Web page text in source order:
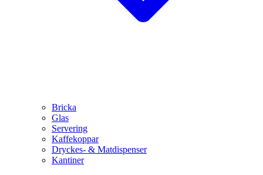
Bricka
Glas
Servering
Kaffekoppar
Dryckes- & Matdispenser
Kantiner